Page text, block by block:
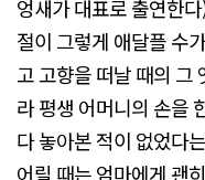
엉새가 대표로 출연한
절이 그렇게 애달플 수
고 고향을 떠날 때의 그
라 평생 어머니의 손을
다 놓아본 적이 없었다
어릴 때는 엄마에게 괜